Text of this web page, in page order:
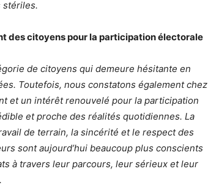
stériles.
des citoyens pour la participation électorale
de citoyens qui demeure hésitante en
Toutefois, nous constatons également chez
et un intérêt renouvelé pour la participation
et proche des réalités quotidiennes. La
de terrain, la sincérité et le respect des
sont aujourd’hui beaucoup plus conscients
à travers leur parcours, leur sérieux et leur